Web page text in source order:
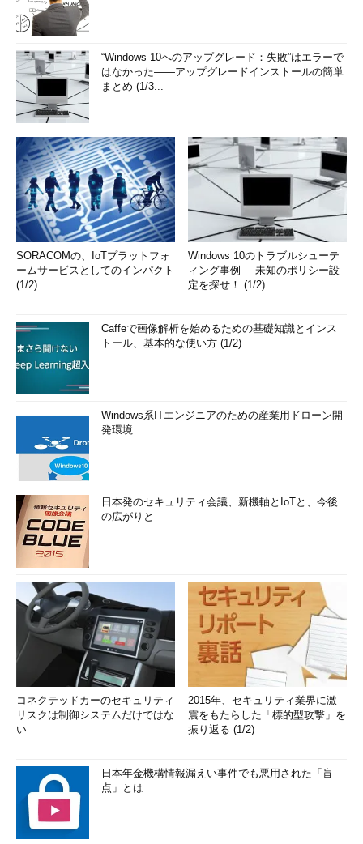
“Windows 10へのアップグレード：失敗”はエラーで
はなかった――アップグレードインストールの簡単
まとめ (1/3...
SORACOMの、IoTプラットフォ
ームサービスとしてのインパクト
(1/2)
Windows 10のトラブルシューテ
ィング事例──未知のポリシー設
定を探せ！ (1/2)
Caffeで画像解析を始めるための基礎知識とインス
トール、基本的な使い方 (1/2)
Windows系ITエンジニアのための産業用ドローン開
発環境
日本発のセキュリティ会議、新機軸とIoTと、今後
の広がりと
コネクテッドカーのセキュリティ
リスクは制御システムだけではな
い
2015年、セキュリティ業界に激
震をもたらした「標的型攻撃」を
振り返る (1/2)
日本年金機構情報漏えい事件でも悪用された「盲
点」とは